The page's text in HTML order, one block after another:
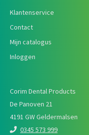
Klantenservice
Contact
Mijn catalogus
Inloggen
Corim Dental Products
De Panoven 21
4191 GW Geldermalsen
0345 573 999